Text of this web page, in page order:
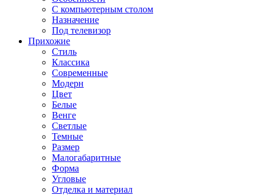
С компьютерным столом
Назначение
Под телевизор
Прихожие
Стиль
Классика
Современные
Модерн
Цвет
Белые
Венге
Светлые
Темные
Размер
Малогабаритные
Форма
Угловые
Отделка и материал